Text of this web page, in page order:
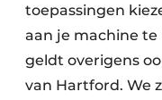
toepassingen
aan je machine te
geldt overigens
van Hartford. We